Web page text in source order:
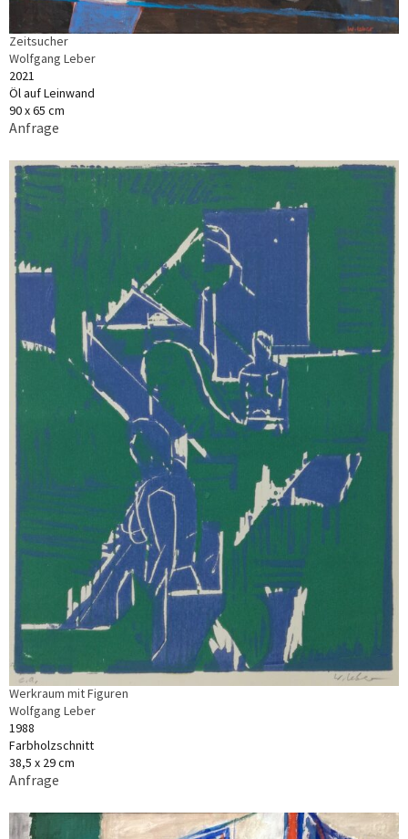
Zeitsucher
Wolfgang Leber
2021
Öl auf Leinwand
90 x 65 cm
Anfrage
Werkraum mit Figuren
Wolfgang Leber
1988
Farbholzschnitt
38,5 x 29 cm
Anfrage